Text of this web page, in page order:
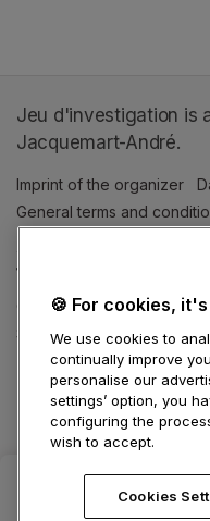
Jeu d'investigation is
Jacquemart-André.
Imprint of the organizer
General terms and
Cookie settings(opens in
Data
Support (opens in a new
🍪 For cookies,
We use cookies to
continually improve
personalise our
settings’ option, you
configuring the
wish to accept.
Cookies